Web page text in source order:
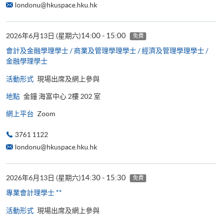
londonu@hkuspace.hku.hk
2026年6月13日 (星期六)14:00 - 15:00 免費
會計及金融學理學士 / 商業及管理學理學士 / 經濟及管理學理學士 /
金融學理學士
活動形式 現場出席及網上參與
地點 金鐘 海富中心 2樓 202 室
網上平台 Zoom
3761 1122
londonu@hkuspace.hku.hk
2026年6月13日 (星期六)14:30 - 15:30 免費
專業會計理學士 **
活動形式 現場出席及網上參與